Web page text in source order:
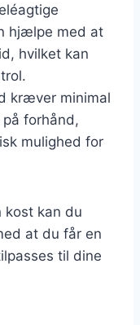
hjælpe med at
hvilket kan
kræver minimal
forhånd,
mulighed for
kost kan du
at du får en
til dine